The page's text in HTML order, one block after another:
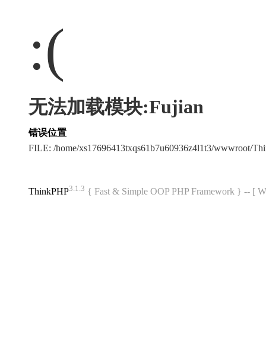
:(
无法加载模块:Fujian
错误位置
FILE: /home/xs17696413txqs61b7u60936z4l1t3/wwwroot/
ThinkPHP3.1.3 { Fast & Simple OOP PHP Framework } -- [